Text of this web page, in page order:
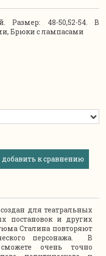
Размер: 48-50,52-54. В
Брюки с лампасами
добавить к сравнению
для театральных
постановок и других
Сталина повторяют
персонажа. В
очень точно